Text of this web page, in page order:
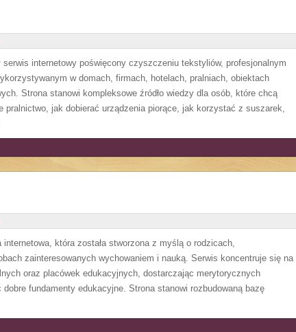
internetowy poświęcony czyszczeniu tekstyliów, profesjonalnym
w domach, firmach, hotelach, pralniach, obiektach
Strona stanowi kompleksowe źródło wiedzy dla osób, które chcą
pralnictwo, jak dobierać urządzenia piorące, jak korzystać z suszarek,
która została stworzona z myślą o rodzicach,
zainteresowanych wychowaniem i nauką. Serwis koncentruje się na
oraz placówek edukacyjnych, dostarczając merytorycznych
fundamenty edukacyjne. Strona stanowi rozbudowaną bazę